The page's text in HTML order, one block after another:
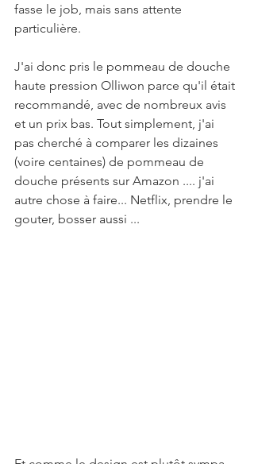
fasse le job, mais sans attente
particulière.
J'ai donc pris le pommeau de douche
haute pression Olliwon parce qu'il était
recommandé, avec de nombreux avis
et un prix bas. Tout simplement, j'ai
pas cherché à comparer les dizaines
(voire centaines) de pommeau de
douche présents sur Amazon .... j'ai
autre chose à faire... Netflix, prendre le
gouter, bosser aussi ...